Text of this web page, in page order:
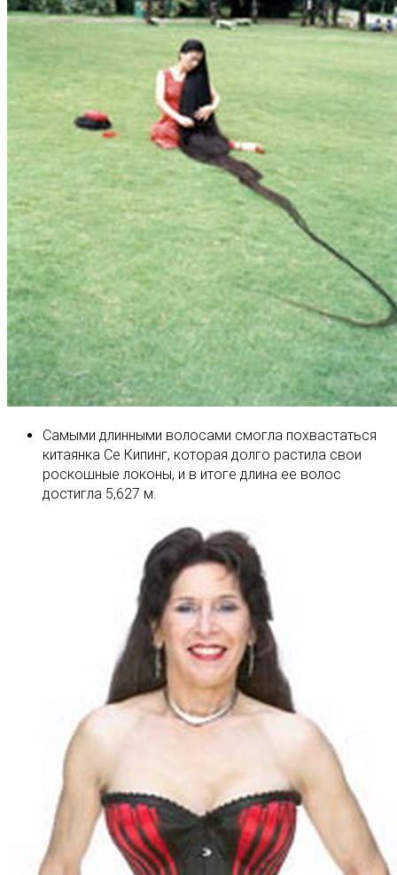
Самыми длинными волосами смогла похвастаться
китаянка Се Кипинг, которая долго растила свои
роскошные локоны, и в итоге длина ее волос
достигла 5,627 м.